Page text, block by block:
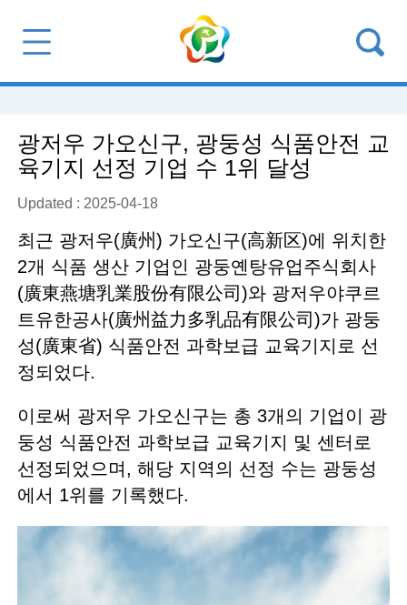
광저우 가오신구, 광둥성 식품안전 교
육기지 선정 기업 수 1위 달성
Updated : 2025-04-18
최근 광저우(廣州) 가오신구(高新区)에 위치한
2개 식품 생산 기업인 광둥옌탕유업주식회사
(廣東燕塘乳業股份有限公司)와 광저우야쿠르
트유한공사(廣州益力多乳品有限公司)가 광둥
성(廣東省) 식품안전 과학보급 교육기지로 선
정되었다.
이로써 광저우 가오신구는 총 3개의 기업이 광
둥성 식품안전 과학보급 교육기지 및 센터로
선정되었으며, 해당 지역의 선정 수는 광둥성
에서 1위를 기록했다.